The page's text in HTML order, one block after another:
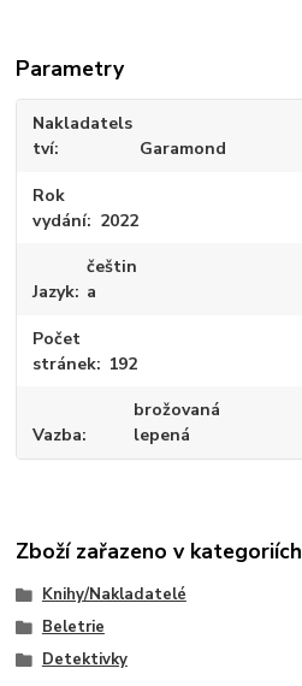
Parametry
Nakladatels
tví
Garamond
Rok
vydání
2022
Jazyk
češtin
a
Počet
stránek
192
Vazba
brožovaná
lepená
Zboží zařazeno v kategoriích
Knihy/Nakladatelé
Beletrie
Detektivky